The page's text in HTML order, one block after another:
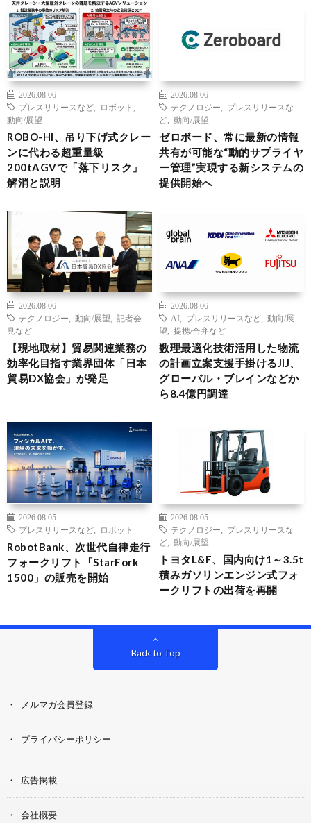
2026.08.06
プレスリリースなど
ロボット
動向/展望
ROBO-HI、吊り下げ式クレー
ンに代わる超重量級
200tAGVで「落下リスク」
解消と説明
2026.08.06
テクノロジー
プレスリリースな
ど
動向/展望
ゼロボード、常に最新の情報
共有が可能な“動的サプライヤ
ー管理”実現する新システムの
提供開始へ
2026.08.06
テクノロジー
動向/展望
記者会
見など
【現地取材】貿易関連業務の
効率化目指す業界団体「日本
貿易DX協会」が発足
2026.08.06
AI
プレスリリースなど
動向/展
望
提携/合弁など
数理最適化技術活用した物流
の計画立案支援手掛けるJIJ、
グローバル・ブレインなどか
ら8.4億円調達
2026.08.05
プレスリリースなど
ロボット
RobotBank、次世代自律走行
フォークリフト「StarFork
1500」の販売を開始
2026.08.05
テクノロジー
プレスリリースな
ど
動向/展望
トヨタL&F、国内向け1～3.5t
積みガソリンエンジン式フォ
ークリフトの出荷を再開
Back to Top
メルマガ会員登録
プライバシーポリシー
広告掲載
会社概要